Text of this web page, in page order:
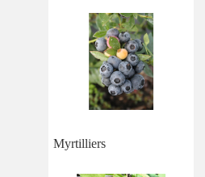
Myrtilliers